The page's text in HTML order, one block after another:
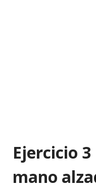
Ejercicio
mano